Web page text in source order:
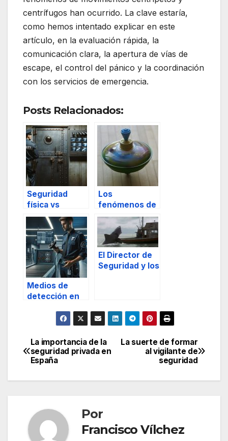
centrífugos han ocurrido. La clave estaría,
como hemos intentado explicar en este
artículo, en la evaluación rápida, la
comunicación clara, la apertura de vías de
escape, el control del pánico y la coordinación
con los servicios de emergencia.
Posts Relacionados:
Seguridad
física vs
seguridad
electrónica
Los
fenómenos de
movimientos
centrípetos y
centrífugos en
escenarios de
masas
humanas parte
Medios de
detección en
El Director de
Seguridad y los
Navegación
de
La suerte de formar
al vigilante de
seguridad
La importancia de la
seguridad privada en
España
Por
Francisco Vílchez